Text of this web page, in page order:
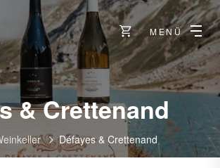
MENÜ
& Crettenand
Défayes & Crettenand